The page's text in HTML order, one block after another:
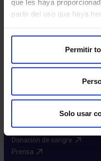
que les haya
partir del uso que haya
Permitir
Solo usar
Centro Universitario CUHMED​
Instituto HM Hospitales​
HM CINAC​
Enlaces de interés
Aseguradoras y mutuas​
Preguntas frecuentes​
Donación de sangre​
Prensa​